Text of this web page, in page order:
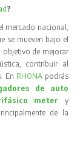
?
mercado nacional,
se mueven bajo el
objetivo de mejorar
contribuir al
En RHONA podrás
de auto
meter
y
de la